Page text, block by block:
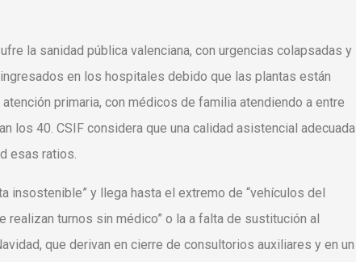
la sanidad pública valenciana, con urgencias colapsadas y
en los hospitales debido que las plantas están
primaria, con médicos de familia atendiendo a entre
los 40. CSIF considera que una calidad asistencial adecuada
esas ratios.
insostenible” y llega hasta el extremo de “vehículos del
realizan turnos sin médico” o la a falta de sustitución al
que derivan en cierre de consultorios auxiliares y en un